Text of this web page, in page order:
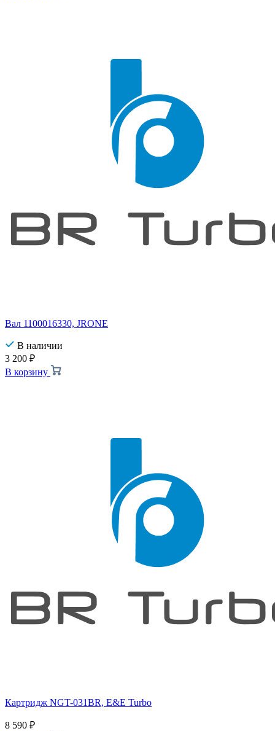
Вал 1100016330, JRONE
В наличии
3 200 ₽
В корзину
Картридж NGT-031BR, E&E Turbo
8 590 ₽